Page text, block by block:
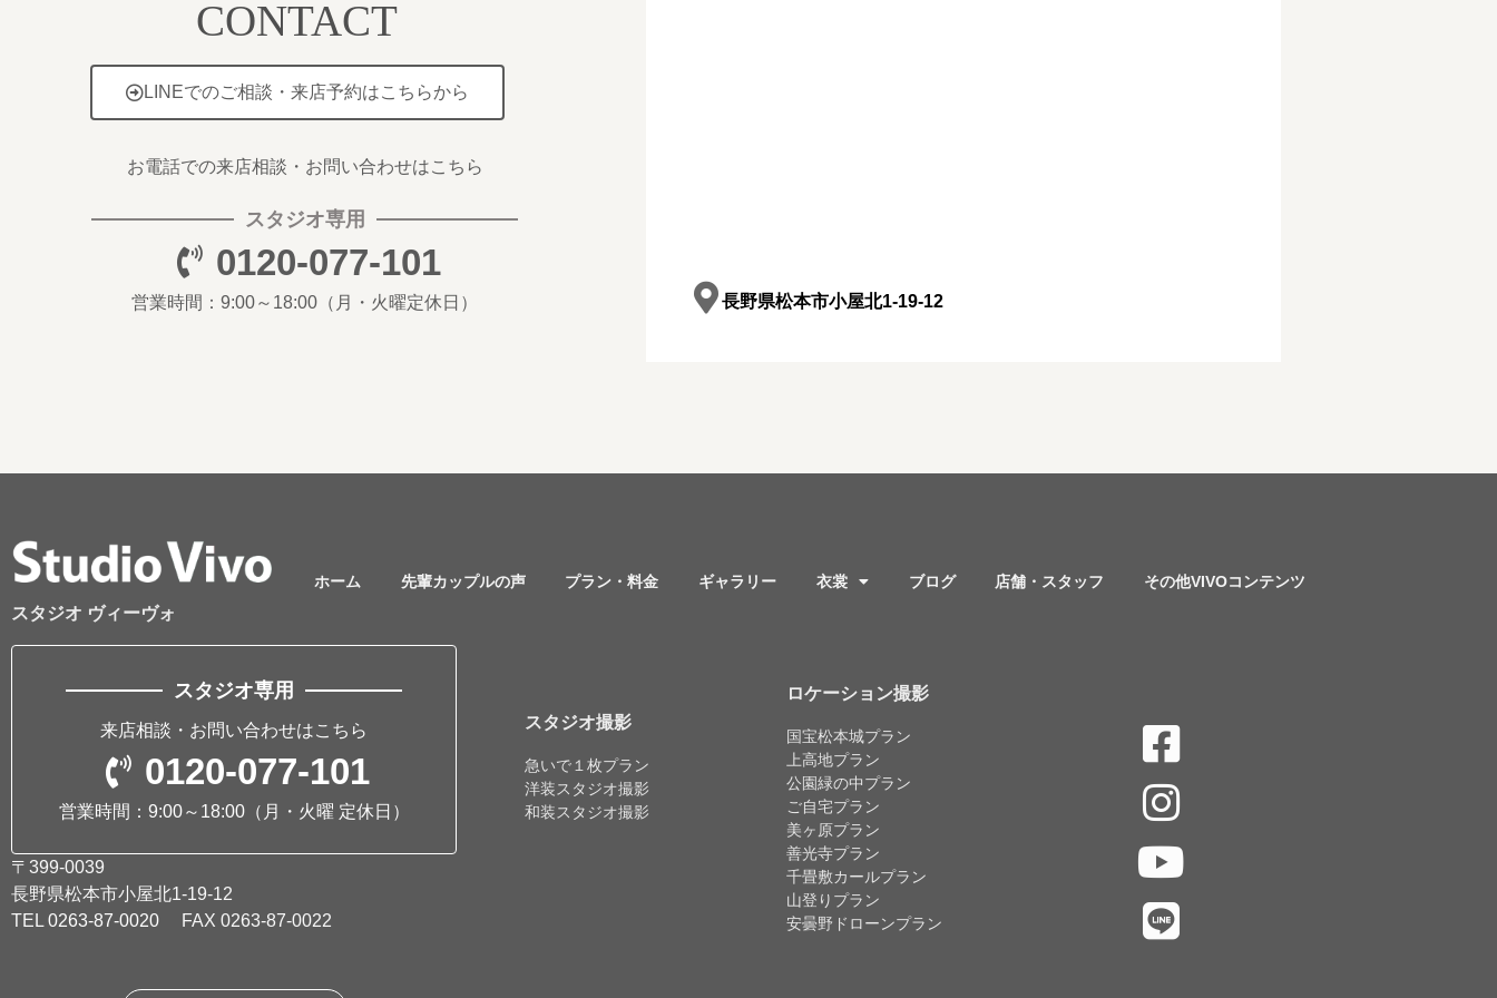
CONTACT
LINEでのご相談・来店予約はこちらから
お電話での来店相談・お問い合わせはこちら
スタジオ専用
0120-077-101
営業時間：9:00～18:00 （月・火曜定休日） 長野県松本市小屋北1-19-12
スタジオ ヴィーヴォ
ホーム 先輩カップルの声 プラン・料金 ギャラリー 衣裳 ブログ 店舗・スタッフ その他VIVOコンテンツ
スタジオ専用
来店相談・お問い合わせはこちら
0120-077-101
営業時間：9:00～18:00（月・火曜 定休日）
〒399-0039
長野県松本市小屋北1-19-12
TEL 0263-87-0020 FAX 0263-87-0022
スタジオ撮影
急いで１枚プラン
洋装スタジオ撮影
和装スタジオ撮影
ロケーション撮影
国宝松本城プラン
上高地プラン
公園緑の中プラン
ご自宅プラン
美ヶ原プラン
善光寺プラン
千畳敷カールプラン
山登りプラン
安曇野ドローンプラン